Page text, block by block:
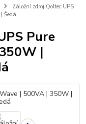
Záložní zdroj Qoltec UPS
Šedá
Pure
|